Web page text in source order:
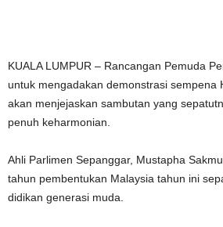
KUALA LUMPUR – Rancangan Pemuda
untuk mengadakan demonstrasi sempena
akan menjejaskan sambutan yang
penuh keharmonian.
Ahli Parlimen Sepanggar, Mustapha
tahun pembentukan Malaysia tahun ini
didikan generasi muda.